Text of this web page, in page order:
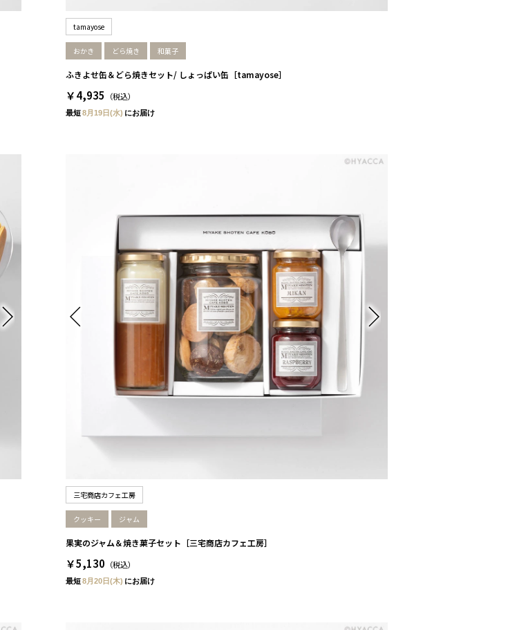
tamayose
おかき どら焼き 和菓子
ふきよせ缶＆どら焼きセット/ しょっぱい缶［tamayose］
￥4,935 （税込）
最短8月19日(水) にお届け
三宅商店カフェ工房
クッキー ジャム
果実のジャム＆焼き菓子セット［三宅商店カフェ工房］
￥5,130 （税込）
最短8月20日(木) にお届け